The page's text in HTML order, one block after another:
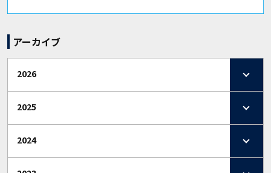
アーカイブ
2026
2025
2024